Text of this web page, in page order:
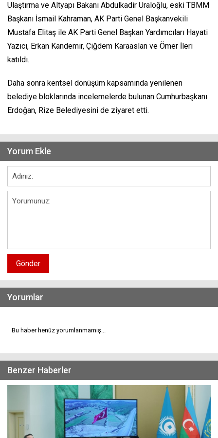
Ulaştırma ve Altyapı Bakanı Abdulkadir Uraloğlu, eski TBMM
Başkanı İsmail Kahraman, AK Parti Genel Başkanvekili
Mustafa Elitaş ile AK Parti Genel Başkan Yardımcıları Hayati
Yazıcı, Erkan Kandemir, Çiğdem Karaaslan ve Ömer İleri
katıldı.
Daha sonra kentsel dönüşüm kapsamında yenilenen
belediye bloklarında incelemelerde bulunan Cumhurbaşkanı
Erdoğan, Rize Belediyesini de ziyaret etti.
Yorum Ekle
Gönder
Yorumlar
Bu haber henüz yorumlanmamış...
Benzer Haberler